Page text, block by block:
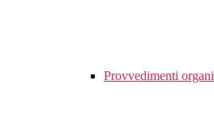
Provvedimenti